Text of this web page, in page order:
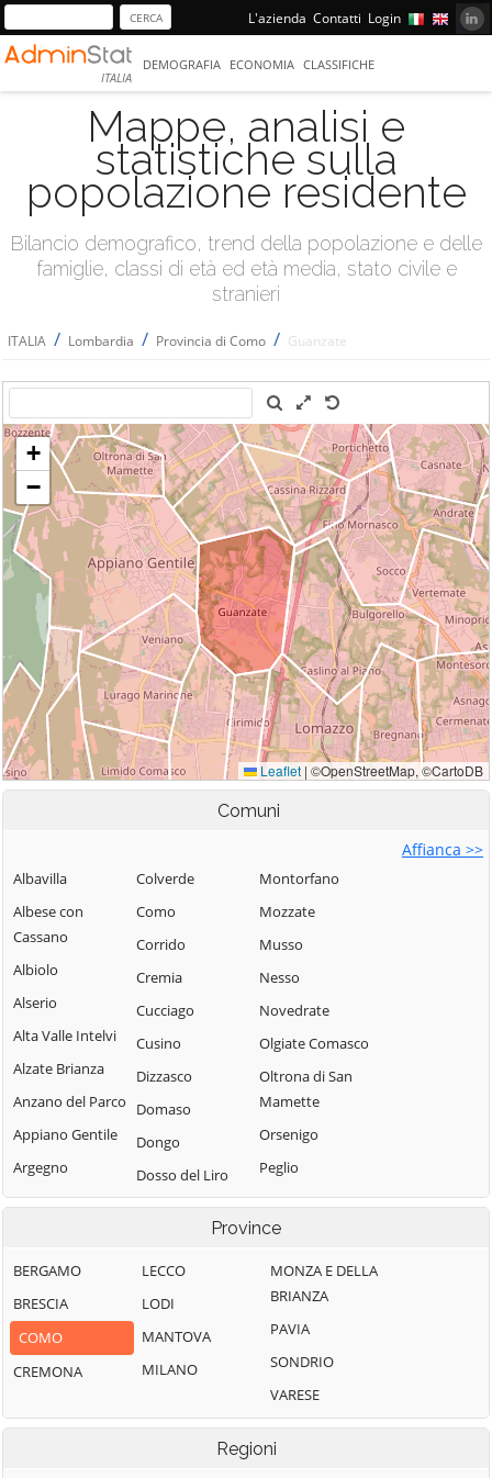
L'azienda Contatti Login
ITALIA
DEMOGRAFIA ECONOMIA CLASSIFICHE
Mappe, analisi e
statistiche sulla
popolazione residente
Bilancio demografico, trend della popolazione e delle
famiglie, classi di età ed età media, stato civile e
stranieri
ITALIA / Lombardia / Provincia di Como / Guanzate
Comuni
Affianca >>
Albavilla
Albese con
Cassano
Albiolo
Alserio
Alta Valle Intelvi
Alzate Brianza
Anzano del Parco
Appiano Gentile
Argegno
Arosio
Barni
Bellagio
Bene Lario
Beregazzo con
Binago
Colverde
Como
Corrido
Cremia
Cucciago
Cusino
Dizzasco
Domaso
Dongo
Dosso del Liro
Erba
Faggeto Lario
Faloppio
Fenegrò
Figino Serenza
Montorfano
Mozzate
Musso
Nesso
Novedrate
Olgiate Comasco
Oltrona di San
Mamette
Orsenigo
Peglio
Pianello del Lario
Pigra
Plesio
Pognana Lario
Ponna
Ponte Lambro
Porlezza
Proserpio
Province
BERGAMO
BRESCIA
COMO
CREMONA
LECCO
LODI
MANTOVA
MILANO
MONZA E DELLA
BRIANZA
PAVIA
SONDRIO
VARESE
Regioni